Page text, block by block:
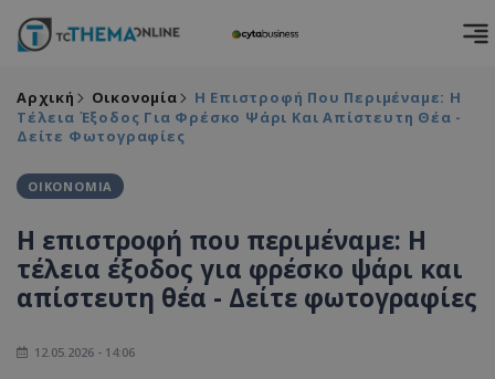
Αρχική Οικονομία
Η Επιστροφή Που Περιμέναμε: Η
Τέλεια Έξοδος Για Φρέσκο Ψάρι Και Απίστευτη Θέα -
Δείτε Φωτογραφίες
ΟΙΚΟΝΟΜΙΑ
Η επιστροφή που περιμέναμε: Η
τέλεια έξοδος για φρέσκο ψάρι και
απίστευτη θέα - Δείτε φωτογραφίες
12.05.2026 - 14:06